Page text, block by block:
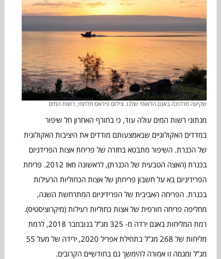
שקיעה מרהיבה באגם הלאומי שלנו. צילום פיראס תלחמי, רשות המים
מנתוני רשות המים עולה עוד, כי בחורף האחרון חל שיפור
במדדים האקולוגיים שבאמצעותם מודדים את היציבות האקולוגית
של הכנרת. השיפור מתבטא בחזרה של פריחת אצות הפרידניום
בכנרת (האצה הטבעית של הכנרת), לראשונה מאז 2012. פריחת
הפרידיניום בא על חשבון פריחתן של אצות הכחוליות הרעילות
בכנרת. הפריחה האביבית של הפרידיניום המתרחשת השנה,
מחליפה פריחה חורפית של אצות כחוליות רעילות (מיקרוציסטיס).
רמת המליחות באגם ירדה מ- 325 מג”ל בנובמבר 2018, לרמת
מליחות של 268 מג”ל בתחילת אפריל 2020, ירידה של מעל 55
מג”ל ומגמה זו אמורה להימשך גם בחודשיים הקרובים.